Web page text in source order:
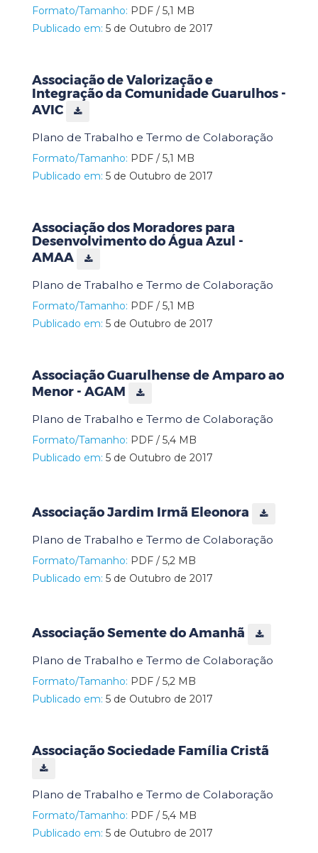
Formato/Tamanho: PDF / 5,1 MB
Publicado em: 5 de Outubro de 2017
Associação de Valorização e
Integração da Comunidade Guarulhos -
AVIC
Plano de Trabalho e Termo de Colaboração
Formato/Tamanho: PDF / 5,1 MB
Publicado em: 5 de Outubro de 2017
Associação dos Moradores para
Desenvolvimento do Água Azul -
AMAA
Plano de Trabalho e Termo de Colaboração
Formato/Tamanho: PDF / 5,1 MB
Publicado em: 5 de Outubro de 2017
Associação Guarulhense de Amparo ao
Menor - AGAM
Plano de Trabalho e Termo de Colaboração
Formato/Tamanho: PDF / 5,4 MB
Publicado em: 5 de Outubro de 2017
Associação Jardim Irmã Eleonora
Plano de Trabalho e Termo de Colaboração
Formato/Tamanho: PDF / 5,2 MB
Publicado em: 5 de Outubro de 2017
Associação Semente do Amanhã
Plano de Trabalho e Termo de Colaboração
Formato/Tamanho: PDF / 5,2 MB
Publicado em: 5 de Outubro de 2017
Associação Sociedade Família Cristã
Plano de Trabalho e Termo de Colaboração
Formato/Tamanho: PDF / 5,4 MB
Publicado em: 5 de Outubro de 2017